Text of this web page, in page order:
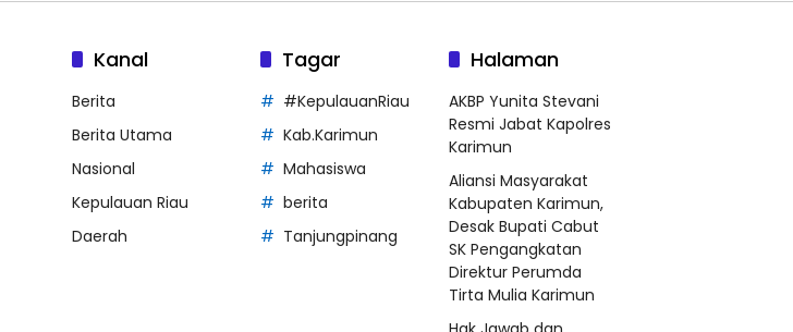
Kanal
Berita
Berita Utama
Nasional
Kepulauan Riau
Daerah
Tagar
#KepulauanRiau
Kab.Karimun
Mahasiswa
berita
Tanjungpinang
Halaman
AKBP Yunita Stevani
Resmi Jabat Kapolres
Karimun
Aliansi Masyarakat
Kabupaten Karimun,
Desak Bupati Cabut
SK Pengangkatan
Direktur Perumda
Tirta Mulia Karimun